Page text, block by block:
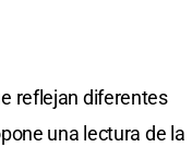
reflejan diferentes
una lectura de la